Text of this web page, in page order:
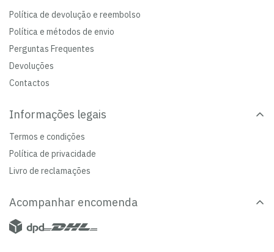
Política de devolução e reembolso
Política e métodos de envio
Perguntas Frequentes
Devoluções
Contactos
Informações legais
Termos e condições
Política de privacidade
Livro de reclamações
Acompanhar encomenda